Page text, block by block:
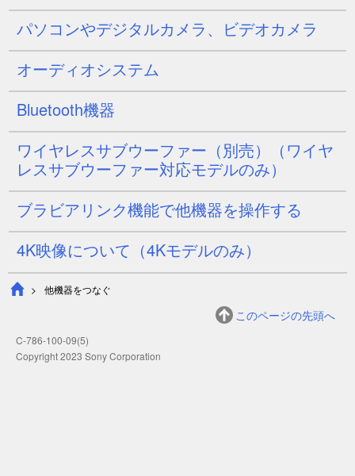
パソコンやデジタルカメラ、ビデオカメラ
オーディオシステム
Bluetooth機器
ワイヤレスサブウーファー（別売）（ワイヤ
レスサブウーファー対応モデルのみ）
ブラビアリンク機能で他機器を操作する
4K映像について （4Kモデルのみ）
他機器をつなぐ
このページの先頭へ
C-786-100-09(5)
Copyright 2023 Sony Corporation